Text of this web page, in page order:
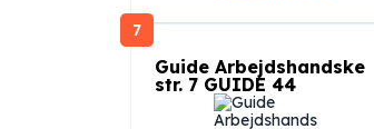
7
Guide Arbejdshandske
str. 7 GUIDE 44